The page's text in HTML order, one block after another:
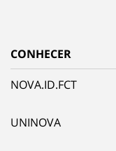
CONHECER
NOVA.ID.FCT
UNINOVA